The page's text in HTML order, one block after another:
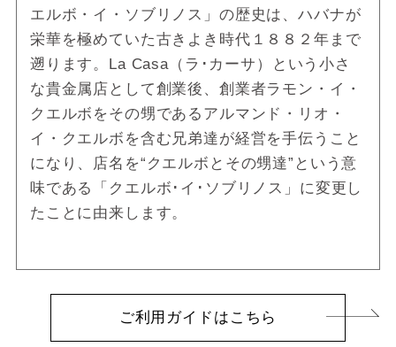
エルボ・イ・ソブリノス」の歴史は、ハバナが
栄華を極めていた古きよき時代１８８２年まで
遡ります。La Casa（ラ･カーサ）という小さ
な貴金属店として創業後、創業者ラモン・イ・
クエルボをその甥であるアルマンド・リオ・
イ・クエルボを含む兄弟達が経営を手伝うこと
になり、店名を“クエルボとその甥達”という意
味である「クエルボ･イ･ソブリノス」に変更し
たことに由来します。
ご利用ガイドはこちら